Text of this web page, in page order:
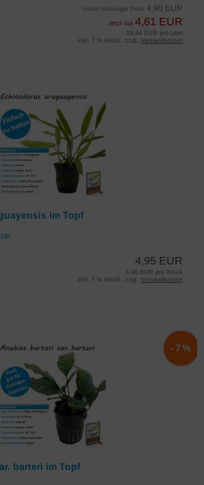
Unser bisheriger Preis 4,90 EUR
Jetzt nur 4,61 EUR
18,44 EUR pro Liter
inkl. 7 % MwSt. zzgl. Versandkosten
im Topf
4,95 EUR
4,95 EUR pro Stück
inkl. 7 % MwSt. zzgl. Versandkosten
barteri im Topf
-7%